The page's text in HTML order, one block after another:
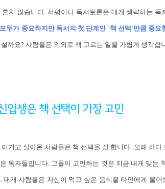
치 않습니다. 서평이나 독서토론은 대개 생략하는
모두가 중요하지만 독서의 첫 단계인 `책 선택'만큼 중요
까요? 사람들은 의외로 책 고르는 일을 가볍게 생각합
기고 살아온 사람들은 책 선택을 잘 합니다. 오래 하
독자들입니다. 그들이 고민하는 것은 지금 내게 맞는
대개 사람들은 자신이 먹고 싶은 음식을 타인에게 물